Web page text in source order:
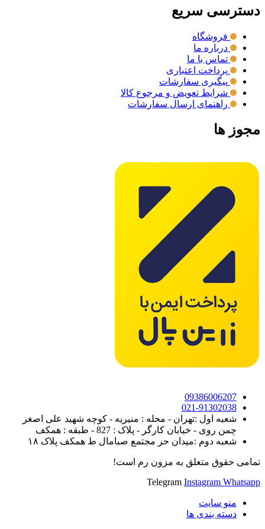
دسترسی سریع
فروشگاه
درباره ما
تماس با ما
پرداخت اعتباری
پیگیری سفارشات
شرایط تعویض و مرجوع کالا
راهنمای ارسال سفارشات
مجوز ها
09386006207
021-91302038
شعبه اول :تهران - محله : منیریه - کوچه شهید علی اصغر
چمن روی - خیابان کارگر - پلاک : 827 - طبقه : همکف
شعبه دوم :میدان حر مجتمع صبامال ط همکف پلاک ۱۸
تمامی حقوق متعلق به مزون رم است!
Telegram Instagram Whatsapp
منو سایت
دسته بندی ها